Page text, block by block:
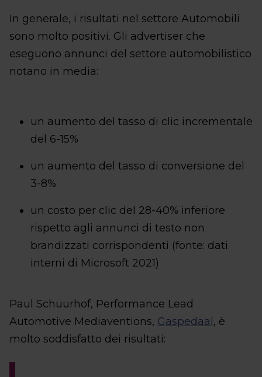
In generale, i risultati nel settore Automobili
sono molto positivi. Gli advertiser che
eseguono annunci del settore automobilistico
notano in media:
un aumento del tasso di clic incrementale
del 6-15%
un aumento del tasso di conversione del
3-8%
un costo per clic del 28-40% inferiore
rispetto agli annunci di testo non
brandizzati corrispondenti (fonte: dati
interni di Microsoft 2021)
Paul Schuurhof, Performance Lead
Automotive Mediaventions, Gaspedaal , è
molto soddisfatto dei risultati: